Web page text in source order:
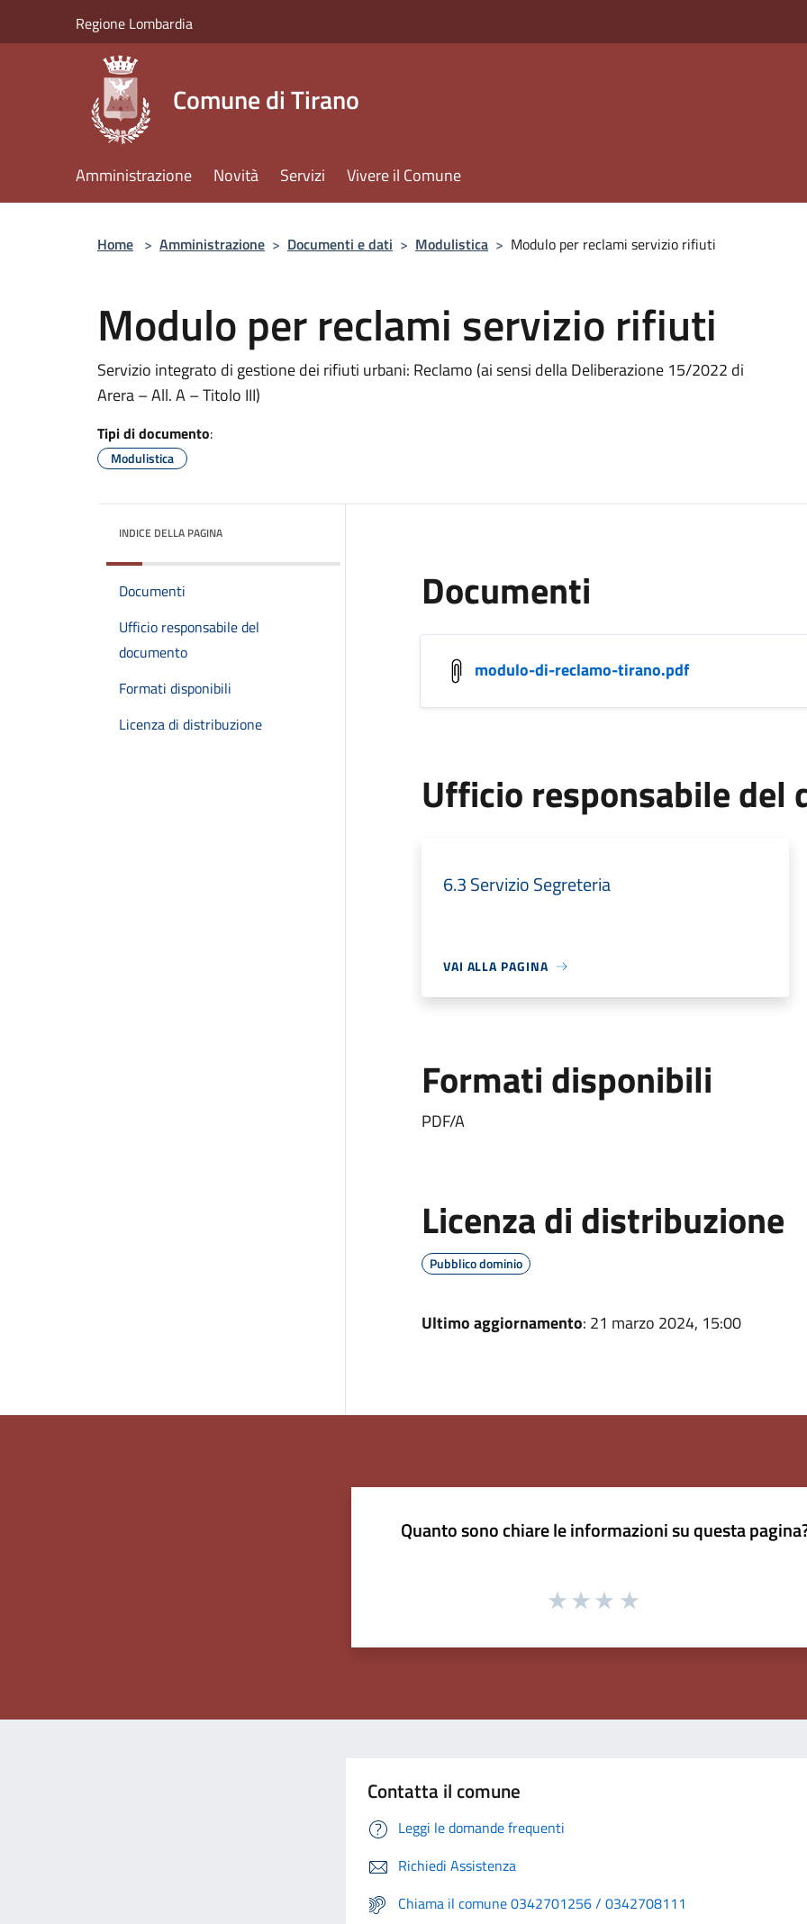
Regione Lombardia
Comune di Tirano
Amministrazione Novità Servizi Vivere il Comune
Home > Amministrazione > Documenti e dati > Modulistica > Modulo per reclami servizio rifiuti
Modulo per reclami servizio rifiuti
Servizio integrato di gestione dei rifiuti urbani: Reclamo (ai sensi della Deliberazione 15/2022 di
Arera – All. A – Titolo III)
Tipi di documento:
Modulistica
INDICE DELLA PAGINA
Documenti
Ufficio responsabile del
documento
Formati disponibili
Licenza di distribuzione
Documenti
modulo-di-reclamo-tirano.pdf
Ufficio responsabile del
6.3 Servizio Segreteria
VAI ALLA PAGINA
Formati disponibili
PDF/A
Licenza di distribuzione
Pubblico dominio
Ultimo aggiornamento: 21 marzo 2024, 15:00
Quanto sono chiare le informazioni su questa
Contatta il comune
Leggi le domande frequenti
Richiedi Assistenza
Chiama il comune 0342701256 / 0342708111